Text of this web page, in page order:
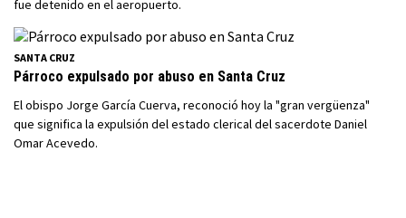
fue detenido en el aeropuerto.
SANTA CRUZ
Párroco expulsado por abuso en Santa Cruz
El obispo Jorge García Cuerva, reconoció hoy la "gran vergüenza"
que significa la expulsión del estado clerical del sacerdote Daniel
Omar Acevedo.